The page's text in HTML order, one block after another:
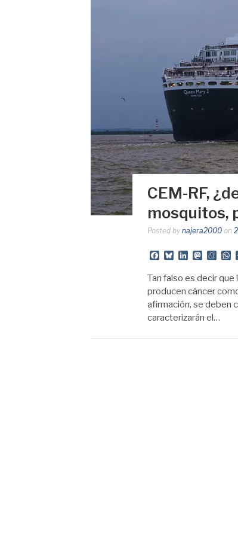
CEM-RF,
mosquitos,
Posted by najera2000 on
Facebook
BlueskyLinkedIn
Tan falso es decir
producen cáncer
afirmación, se deben
caracterizarán el…